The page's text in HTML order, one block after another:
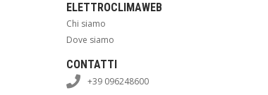
ELETTROCLIMAWEB
Chi siamo
Dove siamo
CONTATTI
+39 096248600